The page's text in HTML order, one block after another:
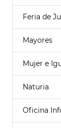
Feria de
Mayores
Mujer e
Naturia
Oficina